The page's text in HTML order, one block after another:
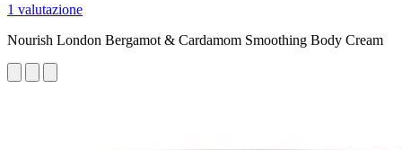
1 valutazione
Nourish London Bergamot & Cardamom Smoothing Body Cream